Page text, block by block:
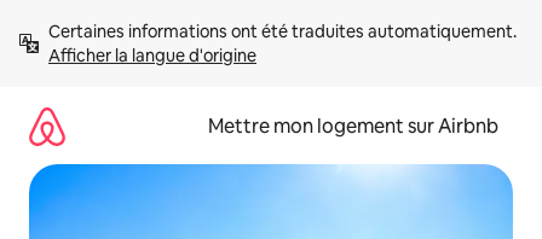
directement
Afficher la langue d'origine
Mettre mon logement sur Airbnb